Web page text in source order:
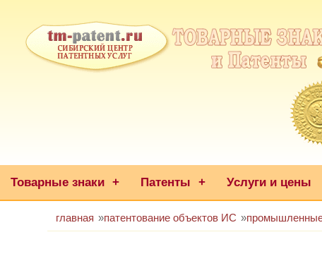
Товарные знаки + Патенты + Услуги и цены
главная патентование объектов ИС